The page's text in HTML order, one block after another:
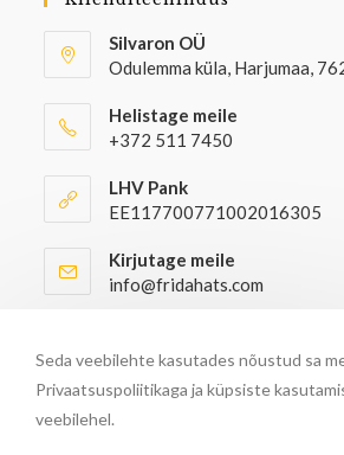
Silvaron OÜ
Odulemma küla, Harjumaa,
Helistage meile
+372 511 7450
LHV Pank
EE117700771002016305
Kirjutage meile
info@fridahats.com
info@fridahats.com
Seda veebilehte kasutades nõustud sa
Privaatsuspoliitikaga ja küpsiste
veebilehel.